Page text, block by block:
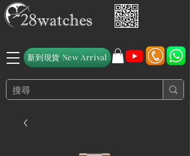
新到現貨 New Arrival